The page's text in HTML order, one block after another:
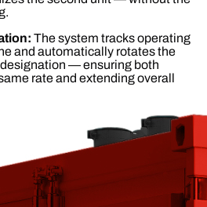
The system tracks operating
and automatically rotates the
— ensuring both
rate and extending overall